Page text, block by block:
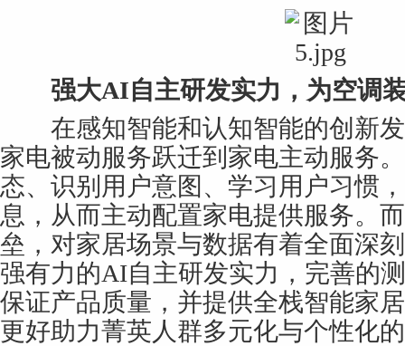
强大AI自主研发实力，为空调
在感知智能和认知智能的创新发
家电被动服务跃迁到家电主动服务
态、识别用户意图、学习用户习惯
息，从而主动配置家电提供服务。
垒，对家居场景与数据有着全面深
强有力的AI自主研发实力，完善的
保证产品质量，并提供全栈智能家
更好助力菁英人群多元化与个性化